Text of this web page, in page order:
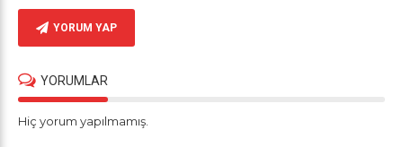
YORUM YAP
YORUMLAR
Hiç yorum yapılmamış.